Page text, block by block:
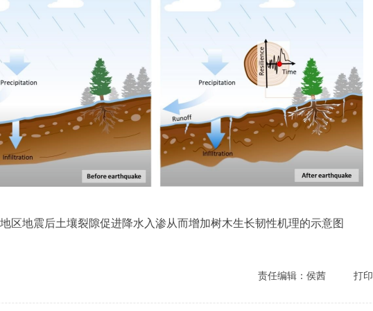
区地震后土壤裂隙促进降水 入渗从而增加树木生长韧性机理的示意图
打印
责任编辑：侯茜